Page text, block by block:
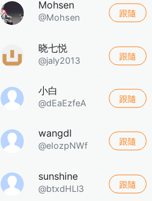
Mohsen
@Mohsen 跟隨
晓七悦
@jaly2013 跟隨
小白
@dEaEzfeA 跟隨
wangdl
@eIozpNWf 跟隨
sunshine
@btxdHLl3 跟隨